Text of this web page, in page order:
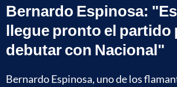
Bernardo Espinosa:
llegue pronto el partido
debutar con Nacional"
Bernardo Espinosa, uno de los